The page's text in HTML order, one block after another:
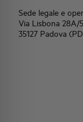
Sede legale e
Via Lisbona 28A/5
35127 Padova